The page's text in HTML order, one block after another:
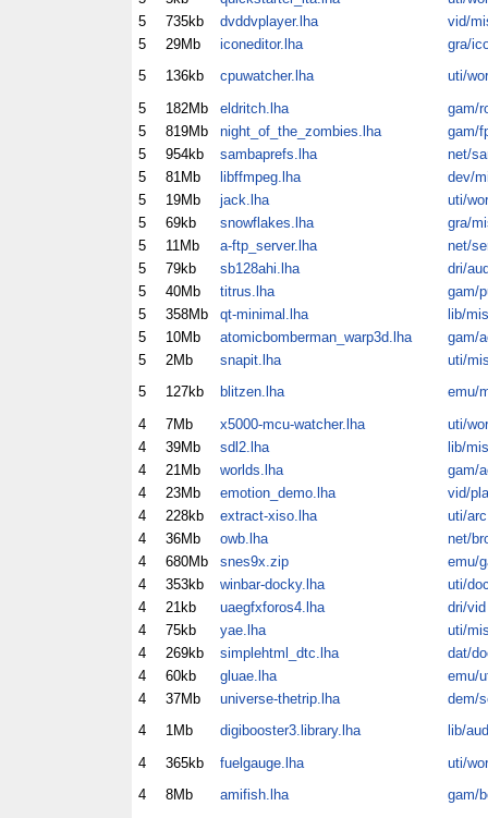
5
735kb dvddvplayer.lha
vid/
5
29Mb iconeditor.lha
gra/
5
136kb cpuwatcher.lha
uti/wor
5
182Mb eldritch.lha
gam/
5
819Mb night_of_the_zombies.lha
gam/
5
954kb sambaprefs.lha
net/
5
81Mb libffmpeg.lha
dev/
5
19Mb jack.lha
uti/wor
5
69kb snowflakes.lha
gra/
5
11Mb a-ftp_server.lha
net/
5
79kb sb128ahi.lha
dri/
5
40Mb titrus.lha
gam/
5
358Mb qt-minimal.lha
lib/mis
5
10Mb atomicbomberman_warp3d.lha
gam/
5
2Mb snapit.lha
uti/
5
127kb blitzen.lha
emu/
4
7Mb x5000-mcu-watcher.lha
uti/wor
4
39Mb sdl2.lha
lib/mis
4
21Mb worlds.lha
gam/
4
23Mb emotion_demo.lha
vid/pla
4
228kb extract-xiso.lha
uti/arc
4
36Mb owb.lha
net/
4
680Mb snes9x.zip
emu/
4
353kb winbar-docky.lha
uti/
4
21kb uaegfxforos4.lha
dri/vid
4
75kb yae.lha
uti/
4
269kb simplehtml_dtc.lha
dat/
4
60kb gluae.lha
emu/
4
37Mb universe-thetrip.lha
dem/
4
1Mb digibooster3.library.lha
lib/aud
4
365kb fuelgauge.lha
uti/wor
4
8Mb amifish.lha
gam/